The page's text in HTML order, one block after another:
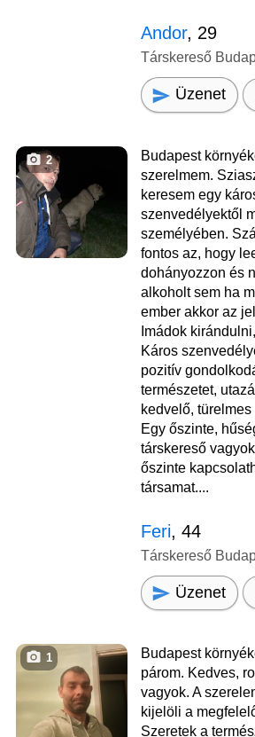
Andor, 29
Társkereső
Üzenet
2
Budapest
szerelmem.
keresem egy
szenvedélyektől
személyében.
fontos az, hogy
dohányozzon és
alkoholt sem ha
ember akkor az
Imádok
Káros
pozitív
természetet,
kedvelő,
Egy őszinte,
társkereső
őszinte
társamat....
Feri, 44
Társkereső
Üzenet
1
Budapest
párom. Kedves,
vagyok. A
kijelöli a
Szeretek a